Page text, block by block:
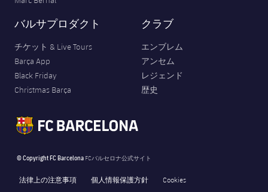
バルサプロダクト
チケット & Live Tours
Barça App
Black Friday
Christmas Barça
クラブ
エンブレム
アンセム
レジェンド
歴史
© Copyright FC Barcelona FCバルセロナ公式サイト
法律上の注意事項 個人情報保護方針
Cookies